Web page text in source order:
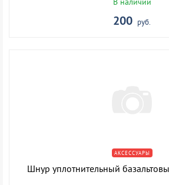
200 руб.
АКСЕССУАРЫ
Шнур уплотнительный